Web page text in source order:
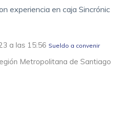
experiencia en caja Sincrónic
a las 15:56 Sueldo a convenir
Metropolitana de Santiago